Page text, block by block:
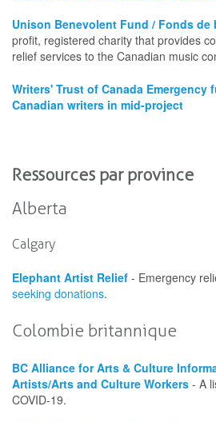
Unison Benevolent Fund / Fonds de
profit, registered charity that provides
relief services to the Canadian music
Writers' Trust of Canada
Canadian writers in mid-project
Ressources par province
Alberta
Calgary
Elephant Artist Relief - Emergency
seeking donations.
Colombie britannique
BC Alliance for Arts & Culture
Artists/Arts and Culture Workers - A
COVID-19.